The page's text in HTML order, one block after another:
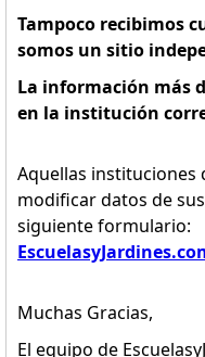
Tampoco recibimos
somos un sitio
La información más
en la institución
Aquellas instituciones
modificar datos de
siguiente formulario:
Muchas Gracias,
El equipo de